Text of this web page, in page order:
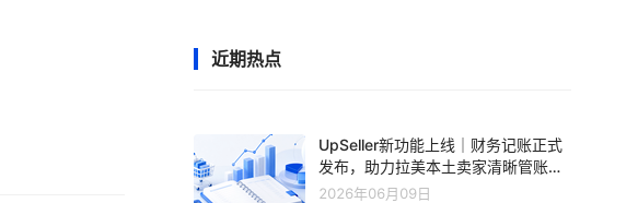
近期热点
UpSeller新功能上线｜财务记账正式
发布，助力拉美本土卖家清晰管账、
轻松盈利
2026年06月09日